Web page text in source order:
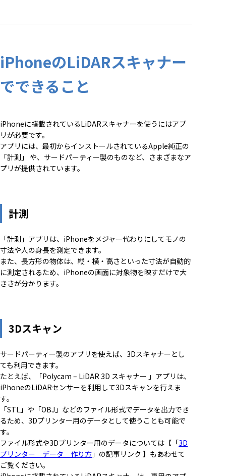
iPhoneのLiDARスキャナー
でできること
iPhoneに搭載されているLiDARスキャナーを使うにはアプ
リが必要です。
アプリには、最初からインストールされているApple純正の
「計測」 や、サードパーティー製のものなど、さまざまなア
プリが提供されています。
計測
「計測」アプリは、iPhoneをメジャー代わりにしてモノの
寸法や人の身長を測定できます。
また、長方形の物体は、縦・横・高さといった寸法が自動的
に測定されるため、iPhoneの画面に対象物を映すだけで大
きさが分かります。
3Dスキャン
サードパーティー製のアプリを使えば、3Dスキャナーとし
ても利用できます。
たとえば、「Polycam – LiDAR 3D スキャナー 」アプリは、
iPhoneのLiDARセンサーを利用して3Dスキャンを行えま
す。
「STL」や「OBJ」などのファイル形式でデータを出力でき
るため、3Dプリンター用のデータとして使うことも可能で
す。
ファイル形式や3Dプリンター用のデータについては【「3D
プリンター データ 作り方 」の記事リンク 】もあわせて
ご覧ください。